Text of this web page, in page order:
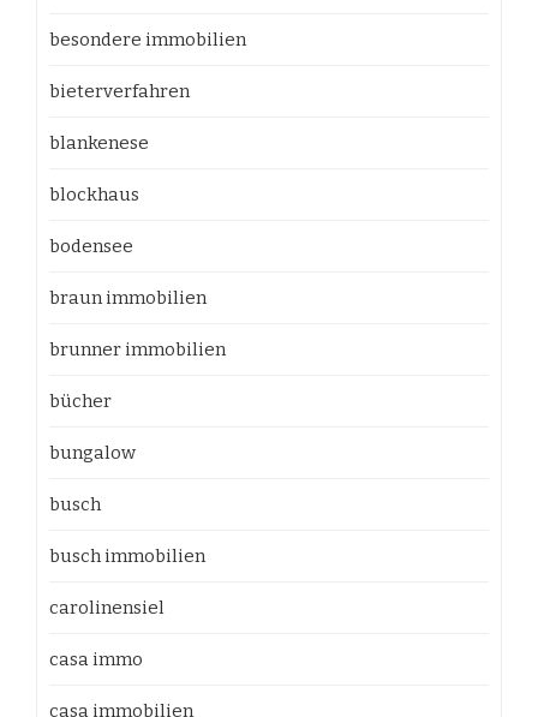
besondere immobilien
bieterverfahren
blankenese
blockhaus
bodensee
braun immobilien
brunner immobilien
bücher
bungalow
busch
busch immobilien
carolinensiel
casa immo
casa immobilien